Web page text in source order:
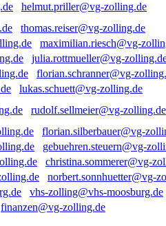
helmut.priller@vg-zolling.de
thomas.reiser@vg-zolling.de
maximilian.riesch@vg-
julia.rottmueller@vg-
florian.schranner@vg-
lukas.schuett@vg-zolling.de
rudolf.sellmeier@vg-zolling.de
florian.silberbauer@vg-
gebuehren.steuern@vg-
christina.sommerer@vg-
norbert.sonnhuetter@vg-
vhs-zolling@vhs-moosburg.de
finanzen@vg-zolling.de